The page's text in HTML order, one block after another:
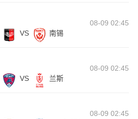
08-09 02:45
VS 南锡
08-09 02:45
VS 兰斯
08-09 02:45